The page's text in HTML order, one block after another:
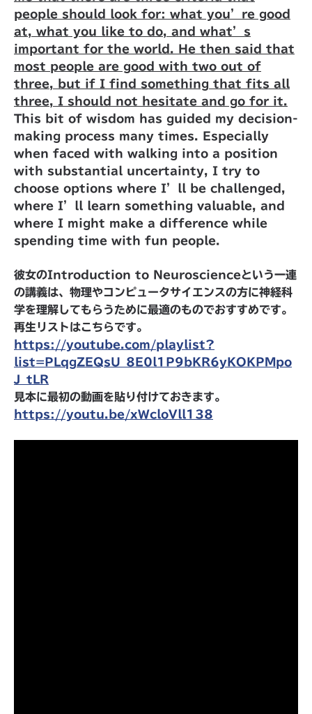
people should look for: what you’re good
at, what you like to do, and what’s
important for the world. He then said that
most people are good with two out of
three, but if I find something that fits all
three, I should not hesitate and go for it.
This bit of wisdom has guided my decision-
making process many times. Especially
when faced with walking into a position
with substantial uncertainty, I try to
choose options where I’ll be challenged,
where I’ll learn something valuable, and
where I might make a difference while
spending time with fun people.
彼女のIntroduction to Neuroscienceという一連
の講義は、物理やコンピュータサイエンスの方に神経科
学を理解してもらうために最適のものでおすすめです。
再生リストはこちらです。
https://youtube.com/playlist?
list=PLqgZEQsU_8E0l1P9bKR6yKOKPMpo
J_tLR
見本に最初の動画を貼り付けておきます。
https://youtu.be/xWcloVll138